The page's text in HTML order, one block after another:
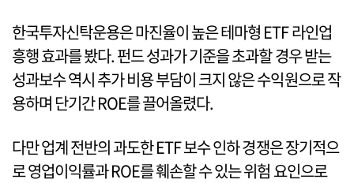
한국투자신탁운용은 마진율이 높은 테마형 ETF 라인업
흥행 효과를 봤다. 펀드 성과가 기준을 초과할 경우 받는
성과보수 역시 추가 비용 부담이 크지 않은 수익원으로 작
용하며 단기간 ROE를 끌어올렸다.
다만 업계 전반의 과도한 ETF 보수 인하 경쟁은 장기적으
로 영업이익률과 ROE를 훼손할 수 있는 위험 요인으로